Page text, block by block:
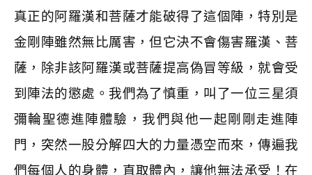
真正的阿羅漢和菩薩才能破得了這個陣，特別是
金剛陣雖然無比厲害，但它決不會傷害羅漢、菩
薩，除非該阿羅漢或菩薩提高偽冒等級，就會受
到陣法的懲處。我們為了慎重，叫了一位三星須
彌輪聖德進陣體驗，我們與他一起剛剛走進陣
門，突然一股分解四大的力量憑空而來，傳遍我
們每個人的身體，直取體內，讓他無法承受！在